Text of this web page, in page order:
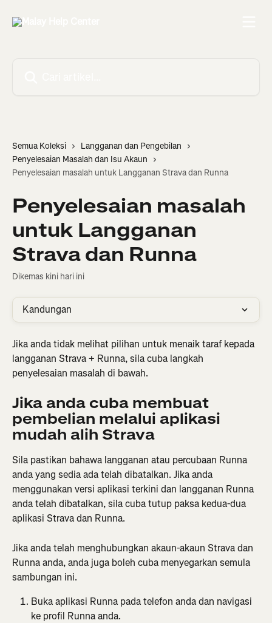
Semua Koleksi
Langganan dan Pengebilan
Penyelesaian Masalah dan Isu Akaun
Penyelesaian masalah untuk Langganan Strava dan Runna
Penyelesaian masalah
untuk Langganan
Strava dan Runna
Dikemas kini hari ini
Kandungan
Jika anda tidak melihat pilihan untuk menaik taraf kepada
langganan Strava + Runna, sila cuba langkah
penyelesaian masalah di bawah.
Jika anda cuba membuat
pembelian melalui aplikasi
mudah alih Strava
Sila pastikan bahawa langganan atau percubaan Runna
anda yang sedia ada telah dibatalkan. Jika anda
menggunakan versi aplikasi terkini dan langganan Runna
anda telah dibatalkan, sila cuba tutup paksa kedua-dua
aplikasi Strava dan Runna.
Jika anda telah menghubungkan akaun-akaun Strava dan
Runna anda, anda juga boleh cuba menyegarkan semula
sambungan ini.
Buka aplikasi Runna pada telefon anda dan navigasi
ke profil Runna anda.